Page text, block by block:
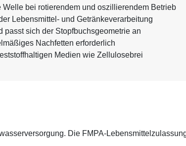
bei rotierendem und oszillierendem Betrieb
Lebensmittel- und Getränkeverarbeitung
sich der Stopfbuchsgeometrie an
Nachfetten erforderlich
Medien wie Zellulosebrei
Die FMPA-